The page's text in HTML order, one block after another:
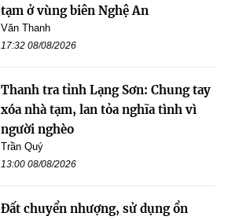
tạm ở vùng biên Nghệ An
Văn Thanh
17:32 08/08/2026
Thanh tra tỉnh Lạng Sơn: Chung tay
xóa nhà tạm, lan tỏa nghĩa tình vì
người nghèo
Trần Quý
13:00 08/08/2026
Đất chuyển nhượng, sử dụng ổn